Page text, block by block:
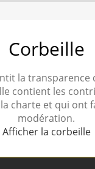
Corbeille
la transparence
contient les
charte et qui ont
modération.
Afficher la corbeille